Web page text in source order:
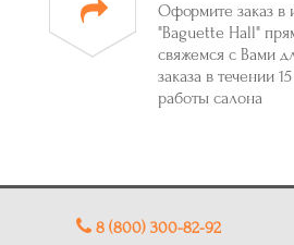
Оформите заказ в
"Baguette Hall"
свяжемся с Вами
заказа в течении
работы салона
8 (800) 300-82-92